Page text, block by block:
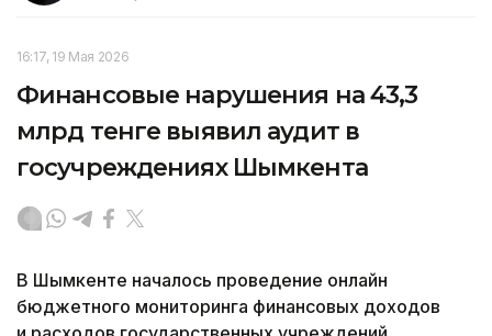
16:17, 19 Мая 2026
Финансовые нарушения на 43,3
млрд тенге выявил аудит в
госучреждениях Шымкента
В Шымкенте началось проведение онлайн
бюджетного мониторинга финансовых доходов